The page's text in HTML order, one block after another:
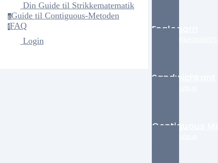
Din Guide til Strikkematematik
gGuide til Contiguous-Metoden
fFAQ
Login
Englegarn
Contiguous